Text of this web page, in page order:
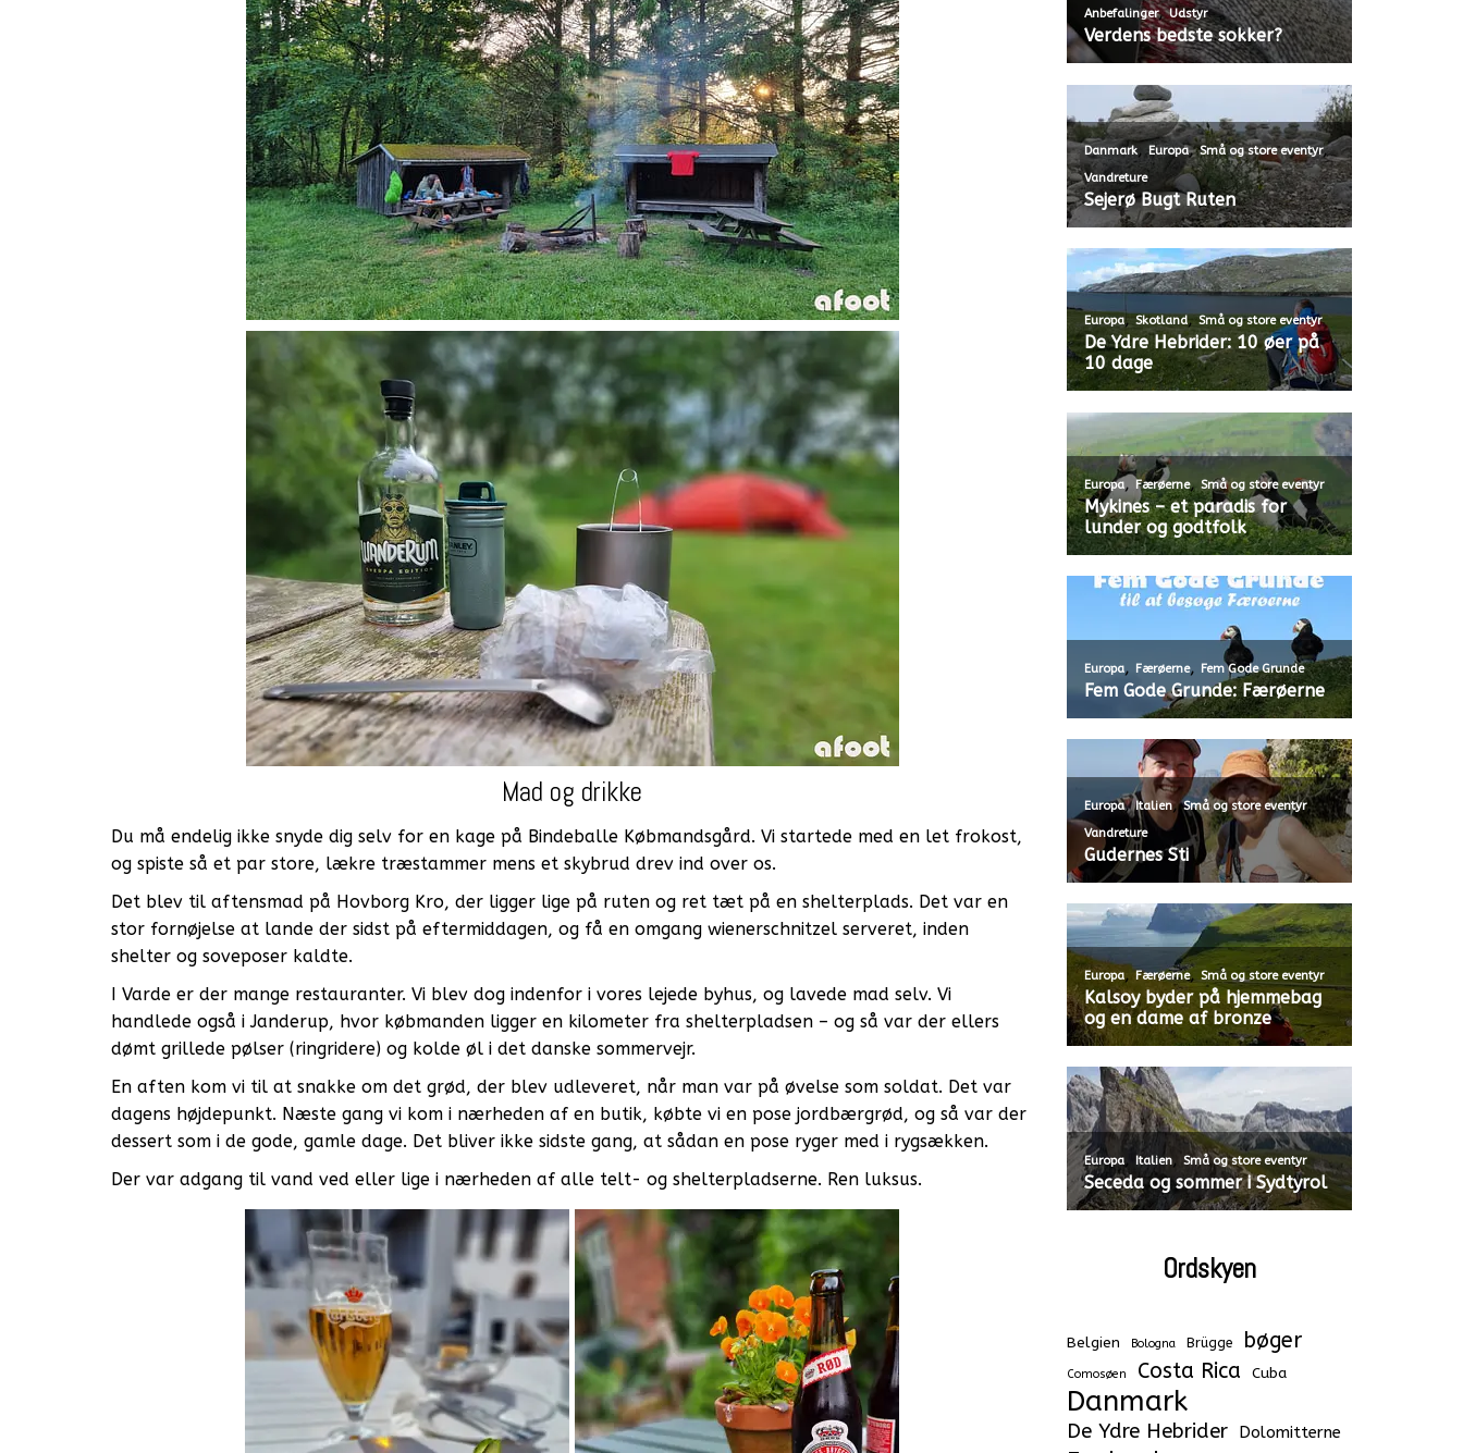
Mad og drikke
Du må endelig ikke snyde dig selv for en kage på Bindeballe Købmandsgård. Vi startede med en let frokost,
og spiste så et par store, lækre træstammer mens et skybrud drev ind over os.
Det blev til aftensmad på Hovborg Kro, der ligger lige på ruten og ret tæt på en shelterplads. Det var en
stor fornøjelse at lande der sidst på eftermiddagen, og få en omgang wienerschnitzel serveret, inden
shelter og soveposer kaldte.
I Varde er der mange restauranter. Vi blev dog indenfor i vores lejede byhus, og lavede mad selv. Vi
handlede også i Janderup, hvor købmanden ligger en kilometer fra shelterpladsen – og så var der ellers
dømt grillede pølser (ringridere) og kolde øl i det danske sommervejr.
En aften kom vi til at snakke om det grød, der blev udleveret, når man var på øvelse som soldat. Det var
dagens højdepunkt. Næste gang vi kom i nærheden af en butik, købte vi en pose jordbærgrød, og så var der
dessert som i de gode, gamle dage. Det bliver ikke sidste gang, at sådan en pose ryger med i rygsækken.
Der var adgang til vand ved eller lige i nærheden af alle telt- og shelterpladserne. Ren luksus.
Anbefalinger,Udstyr
Verdens bedste sokker?
Danmark,Europa,Små og store eventyr,
Vandreture
Sejerø Bugt Ruten
Europa,Skotland,Små og store eventyr
De Ydre Hebrider: 10 øer på
10 dage
Europa,Færøerne, Små og store eventyr
Mykines – et paradis for
lunder og godtfolk
Europa, Færøerne, Fem Gode Grunde
Fem Gode Grunde: Færøerne
Europa,Italien,Små og store eventyr,
Vandreture
Gudernes Sti
Europa,Færøerne, Små og store eventyr
Kalsoy byder på hjemmebag
og en dame af bronze
Europa, Italien,Små og store eventyr
Seceda og sommer i Sydtyrol
Ordskyen
Belgien Bologna Brügge bøger
Comosøen Costa Rica Cuba
Danmark
De Ydre Hebrider Dolomitterne